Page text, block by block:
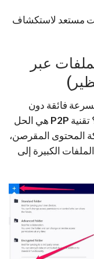
مستعد لاستكشاف
عبر
فائقة دون
P2P هي الحل
المحتوى المقرصن،
الكبيرة إلى